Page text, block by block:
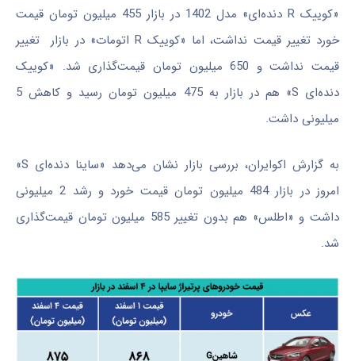
«کوییک‌ R دنده‌ای» مدل 1402 در بازار 455 میلیون تومان قیمت
خورد تغییر قیمت نداشت، اما «کوییک‌ R اتومات» در بازار تغییر
قیمت نداشت و 650 میلیون تومان قیمت‌گذاری شد. «کوییک
دنده‌ای S» هم در بازار به 475 میلیون تومان رسید و کاهش 5
میلیونی داشت.
به گزارش اکوایران، بررسی بازار نشان می‌دهد «ساینا دنده‌ای S»
امروز در بازار 484 میلیون تومان قیمت خورد و رشد 2 میلیونی
داشت و «اطلس» هم بدون تغییر 585 میلیون تومان قیمت‌گذاری
شد.